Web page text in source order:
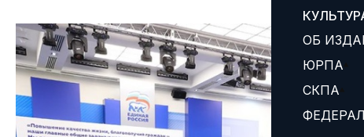
ОБ
ЮРПА
СКПА